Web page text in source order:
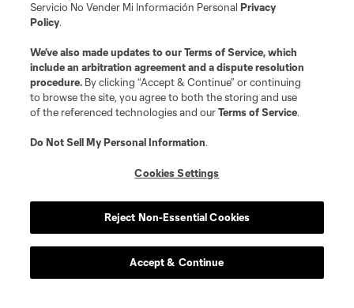
Servicio No Vender Mi Información PersonalPrivacy
Policy.
We’ve also made updates to ourTerms of Service, which
include an arbitration agreement and a dispute resolution
procedure. By clicking “Accept & Continue” or continuing
to browse the site, you agree to both the storing and use
of the referenced technologies and ourTerms of Service.
Do Not Sell My Personal Information.
Cookies Settings
Reject Non-Essential Cookies
Accept & Continue